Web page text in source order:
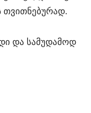
თვითნებურად.
და სამუდამოდ